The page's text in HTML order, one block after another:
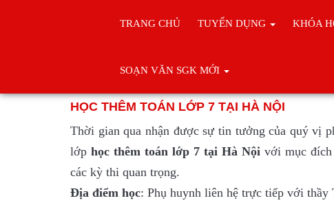
TRANG CHỦ TUYỂN DỤNG KHÓA
SOẠN VĂN SGK MỚI
Học thêm toán
HỌC THÊM TOÁN LỚP 7 TẠI HÀ NỘI
Thời gian qua nhận được sự tin tưởng của quý vị
lớp học thêm toán lớp 7 tại Hà Nội với mục
các kỳ thi quan trọng.
Địa điểm học: Phụ huynh liên hệ trực tiếp với thầy